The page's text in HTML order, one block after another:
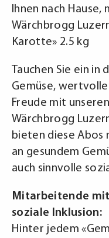
Ihnen nach Hause,
Wärchbrogg
Karotte» 2.5 kg
Tauchen Sie ein in
Gemüse,
Freude mit
Wärchbrogg
bieten diese Abos
an gesundem
auch sinnvolle
Mitarbeitende
soziale Inklusion:
Hinter jedem